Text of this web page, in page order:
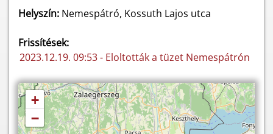
Helyszín: Nemespátró, Kossuth Lajos utca
Frissítések:
2023.12.19. 09:53 - Eloltották a tüzet Nemespátrón
+
−